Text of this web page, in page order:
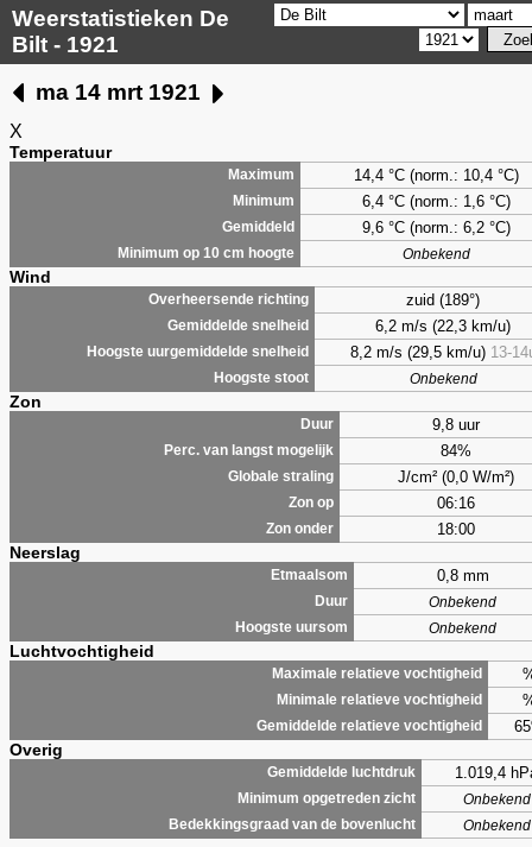
Weerstatistieken De
Bilt - 1921
ma 14 mrt 1921
X
Temperatuur
Maximum 14,4 °C (norm.: 10,4 °C)
Minimum 6,4°C (norm.: 1,6 °C)
Gemiddeld 9,6°C (norm.: 6,2 °C)
Minimum op 10 cm hoogte Onbekend
Wind
Overheersende richting zuid (189°)
Gemiddelde snelheid 6,2 m/s (22,3 km/u)
Hoogste uurgemiddelde snelheid 8,2 m/s (29,5 km/u) 13-
Hoogste stoot Onbekend
Zon
Duur 9,8 uur
Perc. van langst mogelijk 84%
Globale straling J/cm² (0,0 W/m²)
Zon op 06:16
Zon onder 18:00
Neerslag
Etmaalsom 0,8 mm
Duur
Onbekend
Hoogste uursom
Onbekend
Luchtvochtigheid
Maximale relatieve vochtigheid
Minimale relatieve vochtigheid
Gemiddelde relatieve vochtigheid
Overig
Gemiddelde luchtdruk 1.019,4
Minimum opgetreden zicht
Onbekend
Bedekkingsgraad van de bovenlucht
Onbekend